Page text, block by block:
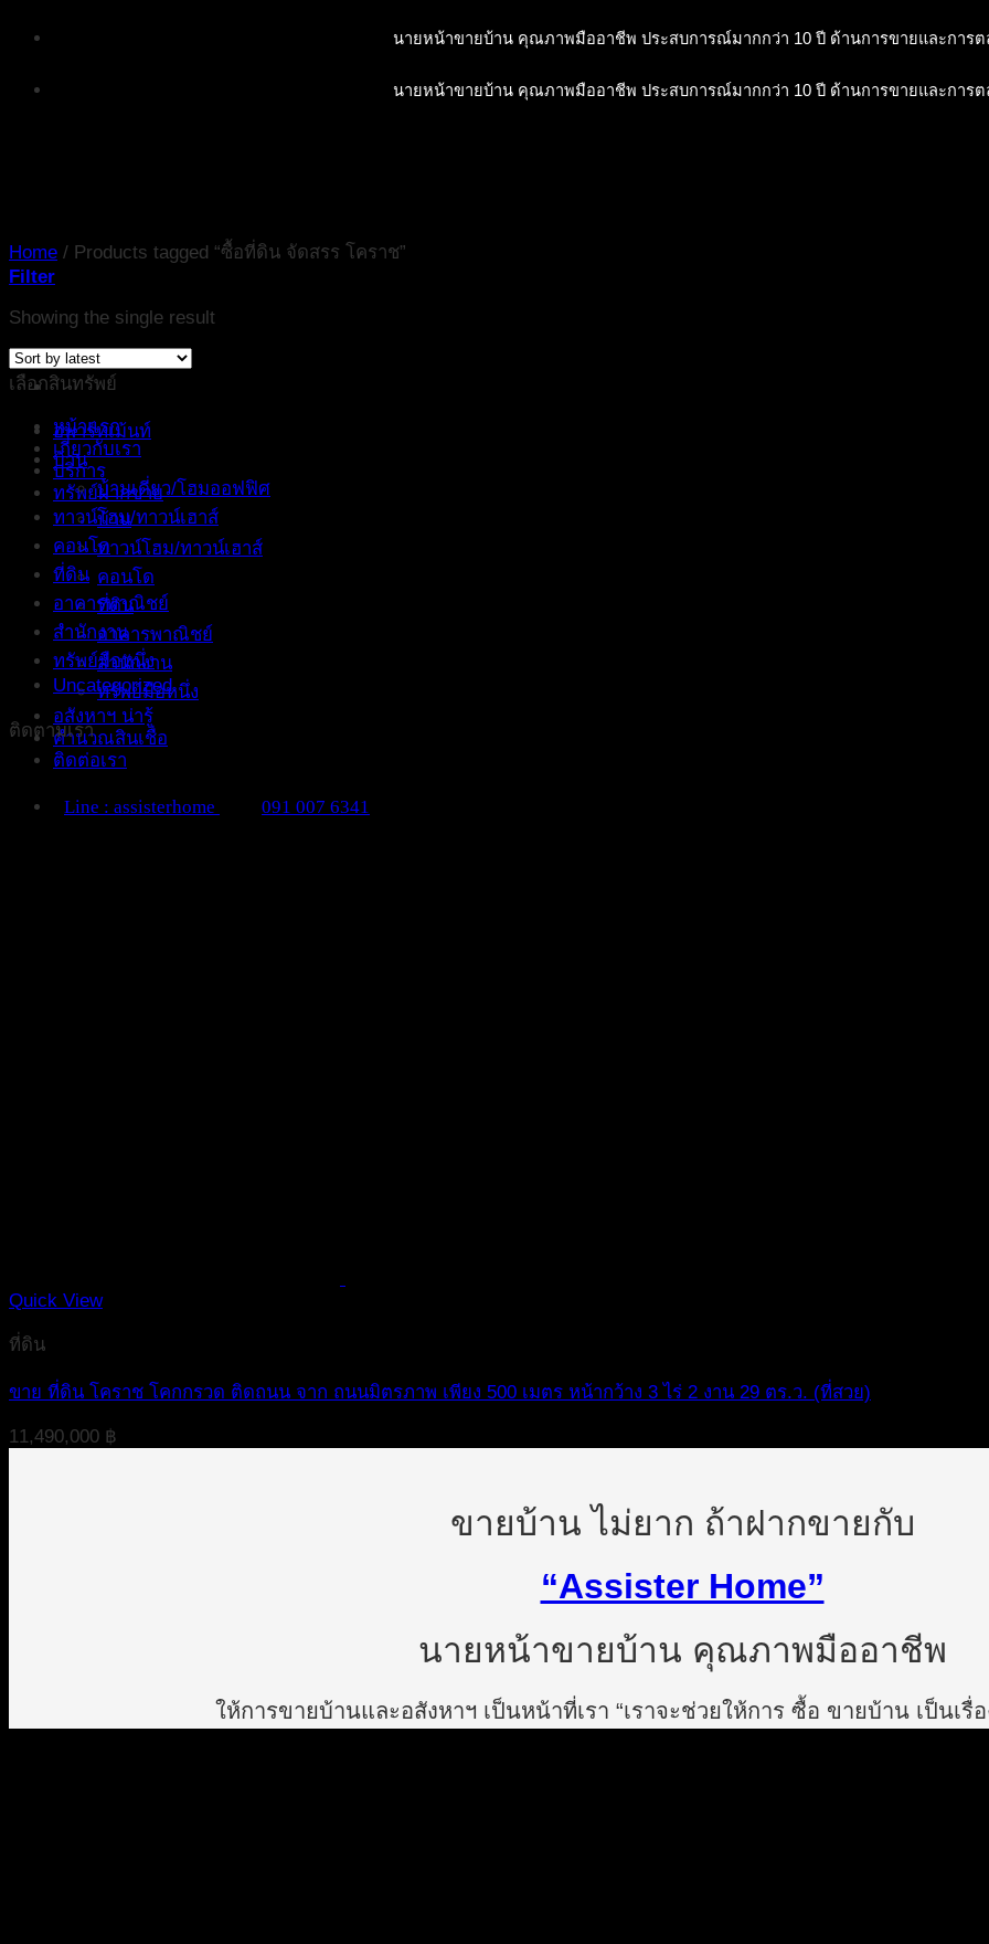
Skip
นายหน้าขายบ้าน คุณภาพมืออาชีพ ประสบการณ์มากกว่า 10 ปี ด้านการขายและการต
นายหน้าขายบ้าน คุณภาพมืออาชีพ ประสบการณ์มากกว่า 10 ปี ด้านการขายและการต
หน้าแรก
เกี่ยวกับเรา
บริการ
ทรัพย์ฝากขาย
บ้าน
ทาวน์โฮม/ทาวน์เฮาส์
คอนโด
ที่ดิน
อาคารพาณิชย์
สำนักงาน
ทรัพย์มือหนึ่ง
อสังหาฯ น่ารู้
คำนวณสินเชื่อ
ติดต่อเรา
Line : assisterhome 091 007 6341
Home / Products tagged “ซื้อที่ดิน จัดสรร โคราช”
Filter
Showing the single result
เลือกสินทรัพย์
อพาร์ทเม้นท์
บ้าน
บ้านเดี่ยว/โฮมออฟฟิศ
ทาวน์โฮม/ทาวน์เฮาส์
คอนโด
ที่ดิน
อาคารพาณิชย์
สำนักงาน
ทรัพย์มือหนึ่ง
Uncategorized
ติดตามเรา
Quick View
ที่ดิน
ขาย ที่ดิน โคราช โคกกรวด ติดถนน จาก ถนนมิตรภาพ เพียง 500 เมตร หน้ากว้าง 3 ไร่ 2 งาน 29 ตร.ว. (ที่สวย)
11,490,000 ฿
ขายบ้าน ไม่ยาก ถ้าฝากขายกับ
“Assister Home”
นายหน้าขายบ้าน คุณภาพมืออาชีพ
ให้การขายบ้านและอสังหาฯ เป็นหน้าที่เรา “เราจะช่วยให้การ ซื้อ ขายบ้าน เป็นเรื่